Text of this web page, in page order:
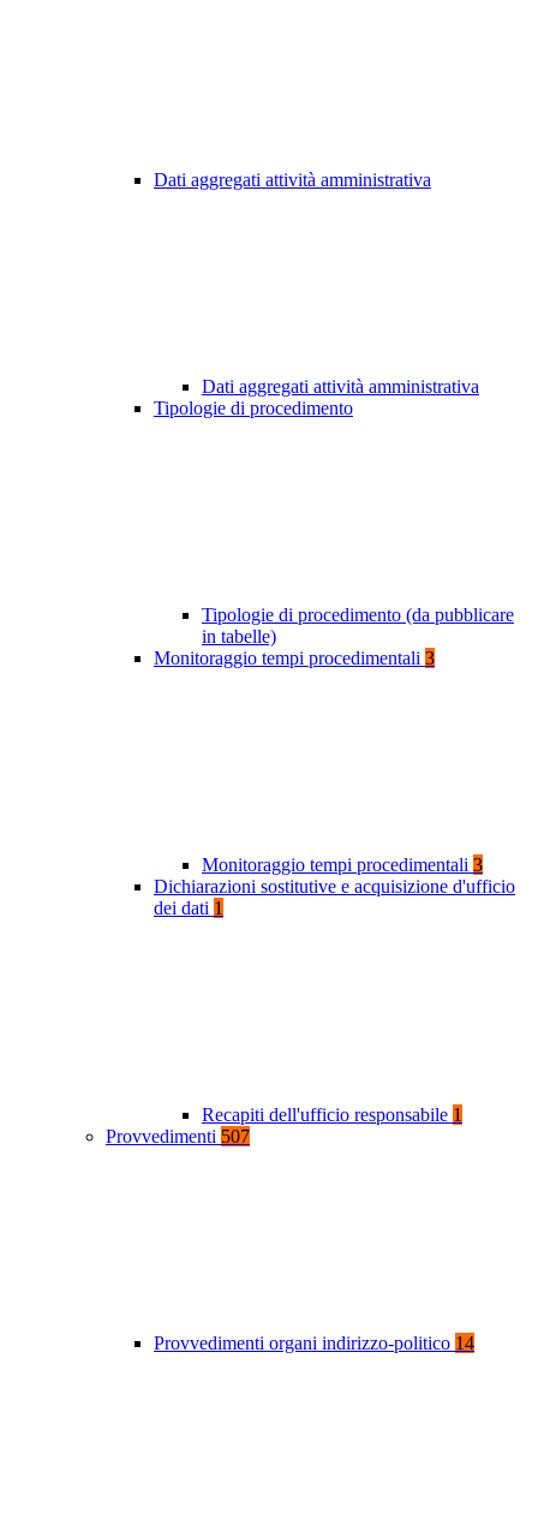
Dati aggregati attività amministrativa
Dati aggregati attività amministrativa
Tipologie di procedimento
Tipologie di procedimento (da pubblicare
in tabelle)
Monitoraggio tempi procedimentali 3
Monitoraggio tempi procedimentali 3
Dichiarazioni sostitutive e acquisizione d'ufficio
dei dati 1
Recapiti dell'ufficio responsabile 1
Provvedimenti 507
Provvedimenti organi indirizzo-politico 14